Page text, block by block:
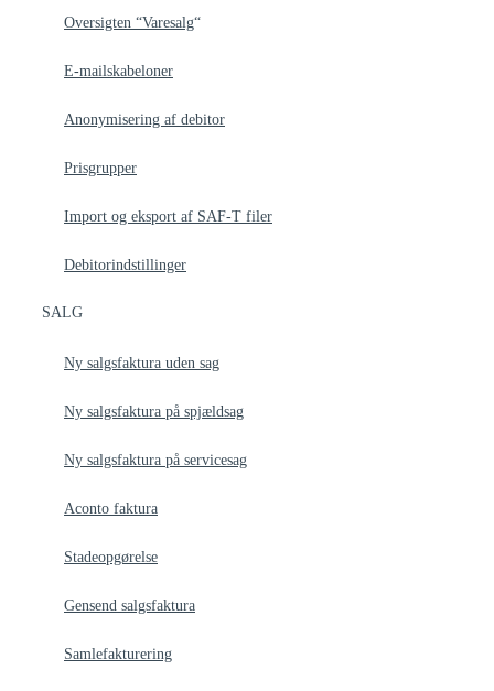
Oversigten “Varesalg“
E-mailskabeloner
Anonymisering af debitor
Prisgrupper
Import og eksport af SAF-T filer
Debitorindstillinger
SALG
Ny salgsfaktura uden sag
Ny salgsfaktura på spjældsag
Ny salgsfaktura på servicesag
Aconto faktura
Stadeopgørelse
Gensend salgsfaktura
Samlefakturering